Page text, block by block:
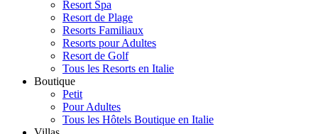
Resort Spa
Resort de Plage
Resorts Familiaux
Resorts pour Adultes
Resort de Golf
Tous les Resorts en Italie
Boutique
Petit
Pour Adultes
Tous les Hôtels Boutique en Italie